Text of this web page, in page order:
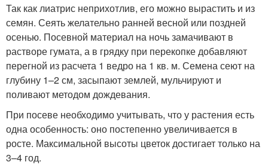
Так как лиатрис неприхотлив, его можно вырастить и из
семян. Сеять желательно ранней весной или поздней
осенью. Посевной материал на ночь замачивают в
растворе гумата, а в грядку при перекопке добавляют
перегной из расчета 1 ведро на 1 кв. м. Семена сеют на
глубину 1–2 см, засыпают землей, мульчируют и
поливают методом дождевания.
При посеве необходимо учитывать, что у растения есть
одна особенность: оно постепенно увеличивается в
росте. Максимальной высоты цветок достигает только на
3–4 год.